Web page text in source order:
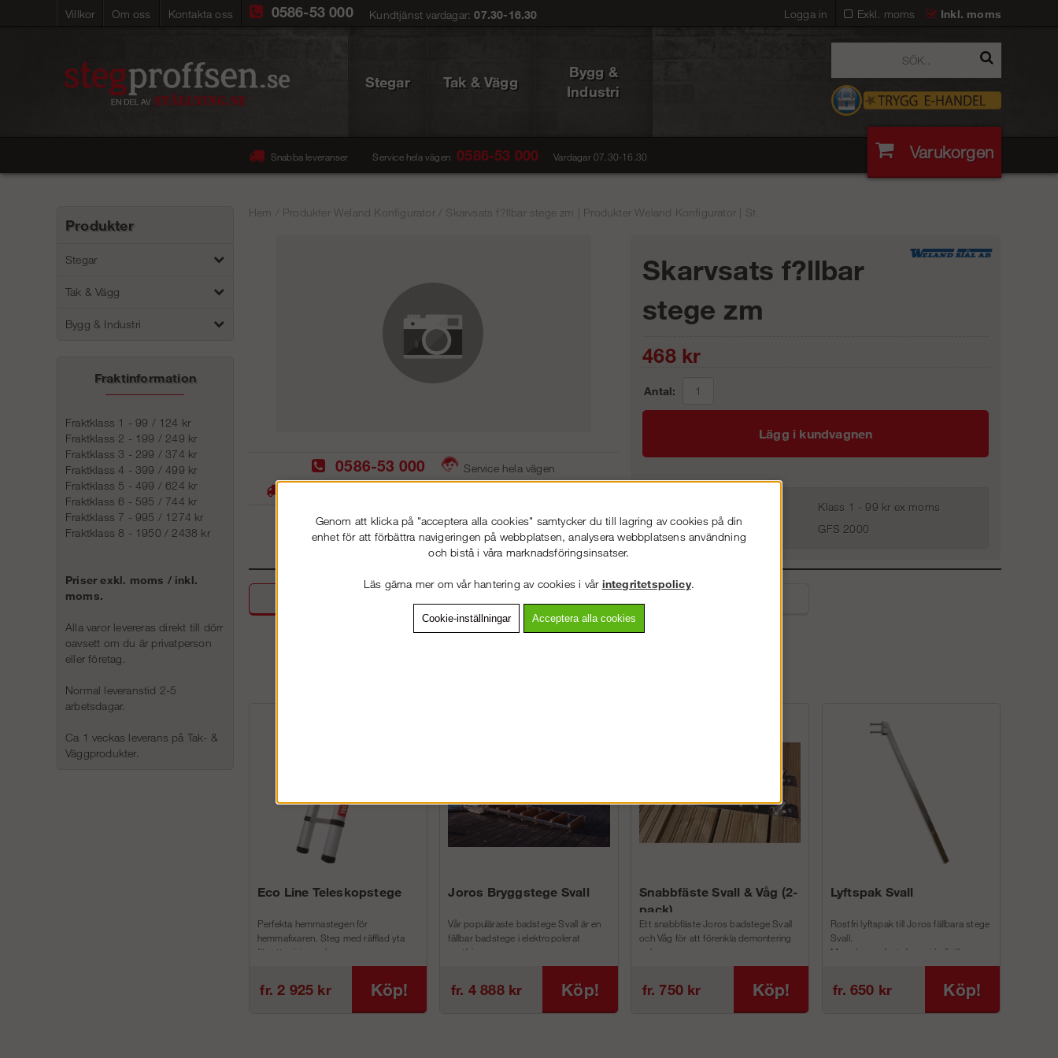
Villkor Om oss Kontakta oss Exkl. moms Inkl. moms
0586-53 000 Kundtjänst vardagar:07.30-16.30 Logga in
Stegar Tak & Vägg
Bygg &
Industri
Snabba leveranser Service hela vägen 0586-53 000 Vardagar 07.30-16.30 Varukorgen
Produkter
Stegar
Tak & Vägg
Bygg & Industri
Fraktinformation
Fraktklass 1 - 99 / 124 kr
Fraktklass 2 - 199 / 249 kr
Fraktklass 3 - 299 / 374 kr
Fraktklass 4 - 399 / 499 kr
Fraktklass 5 - 499 / 624 kr
Fraktklass 6 - 595 / 744 kr
Fraktklass 7 - 995 / 1274 kr
Fraktklass 8 - 1950 / 2438 kr
Priser exkl. moms / inkl.
moms.
Alla varor levereras direkt till dörr
oavsett om du är privatperson
eller företag.
Normal leveranstid 2-5
arbetsdagar.
Ca 1 veckas leverans på Tak- &
Väggprodukter.
Hem Produkter Weland Konfigurator/ Skarvsats f?llbar stege zm | Produkter Weland Konfigurator | St
0586-53 000
Service hela vägen
Skarvsats f?llbar
stege zm
468kr
Antal:
Lägg i kundvagnen
Klass 1 - 99 kr ex moms
Artnr:
GFS 2000
Detaljerad info
Eco Line Teleskopstege
Perfekta hemmastegen för
hemmafixaren. Steg med räfflad yta
för att minimera h...
fr. 2 925 kr Köp!
Joros Bryggstege Svall
Vår populäraste badstege Svall är en
fällbar badstege i elektropolerat
rostfri...
fr. 4 888 kr Köp!
Snabbfäste Svall & Våg (2-
pack)
Ett snabbfäste Joros badstege Svall
och Våg för att förenkla demontering
och m...
fr. 750 kr Köp!
Lyftspak Svall
Rostfri lyftspak till Joros fällbara stege
Svall.
Man skruvar fast denna i befintliga
fr. 650 kr Köp!
Genom att klicka på "acceptera alla cookies" samtycker du till lagring av cookies på din
enhet för att förbättra navigeringen på webbplatsen, analysera webbplatsens användning
och bistå i våra marknadsföringsinsatser.
Läs gärna mer om vår hantering av cookies i vår integritetspolicy.
Cookie-inställningar Acceptera alla cookies
VÄLKOMMEN TILL STEGPROFFSEN.SE